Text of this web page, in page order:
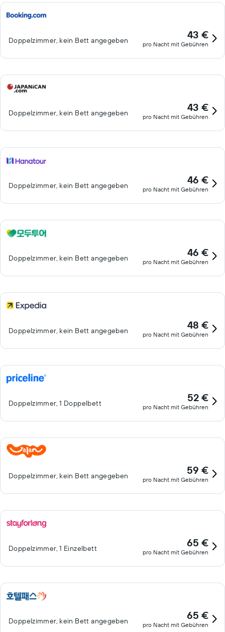
Doppelzimmer, kein Bett angegeben 43 €
pro Nacht mit Gebühren
Doppelzimmer, kein Bett angegeben 43 €
pro Nacht mit Gebühren
Doppelzimmer, kein Bett angegeben 46 €
pro Nacht mit Gebühren
Doppelzimmer, kein Bett angegeben 46 €
pro Nacht mit Gebühren
Doppelzimmer, kein Bett angegeben 48 €
pro Nacht mit Gebühren
Doppelzimmer, 1 Doppelbett 52 €
pro Nacht mit Gebühren
Doppelzimmer, kein Bett angegeben 59 €
pro Nacht mit Gebühren
Doppelzimmer, 1 Einzelbett 65 €
pro Nacht mit Gebühren
Doppelzimmer, kein Bett angegeben 65 €
pro Nacht mit Gebühren